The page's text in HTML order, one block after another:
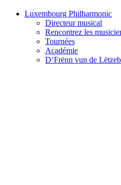
Luxembourg Philharmonic
Directeur musical
Rencontrez les
Tournées
Académie
D’Frënn vun de